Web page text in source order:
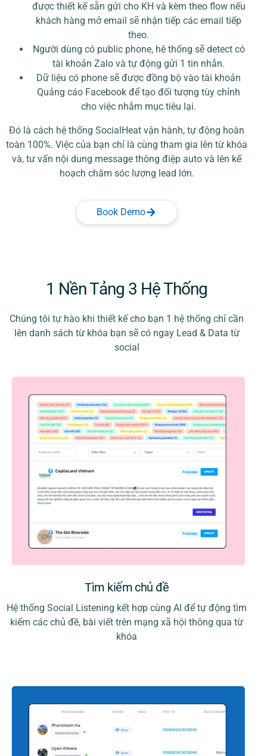
được thiết kế sẵn gửi cho KH và kèm theo flow nếu
khách hàng mở email sẽ nhận tiếp các email tiếp
theo.
Người dùng có public phone, hệ thống sẽ detect có
tài khoản Zalo và tự động gửi 1 tin nhắn.
Dữ liệu có phone sẽ được đồng bộ vào tài khoản
Quảng cáo Facebook để tạo đối tượng tùy chỉnh
cho việc nhắm mục tiêu lại.
Đó là cách hệ thống SocialHeat vận hành, tự động hoàn
toàn 100%. Việc của bạn chỉ là cùng tham gia lên từ khóa
và, tư vấn nội dung message thông điệp auto và lên kế
hoạch chăm sóc lượng lead lớn.
Book Demo
1 Nền Tảng 3 Hệ Thống
Chúng tôi tự hào khi thiết kế cho bạn 1 hệ thống chỉ cần
lên danh sách từ khóa bạn sẽ có ngay Lead & Data từ
social
Tìm kiếm chủ đề
Hệ thống Social Listening kết hợp cùng AI để tự động tìm
kiếm các chủ đề, bài viết trên mạng xã hội thông qua từ
khóa